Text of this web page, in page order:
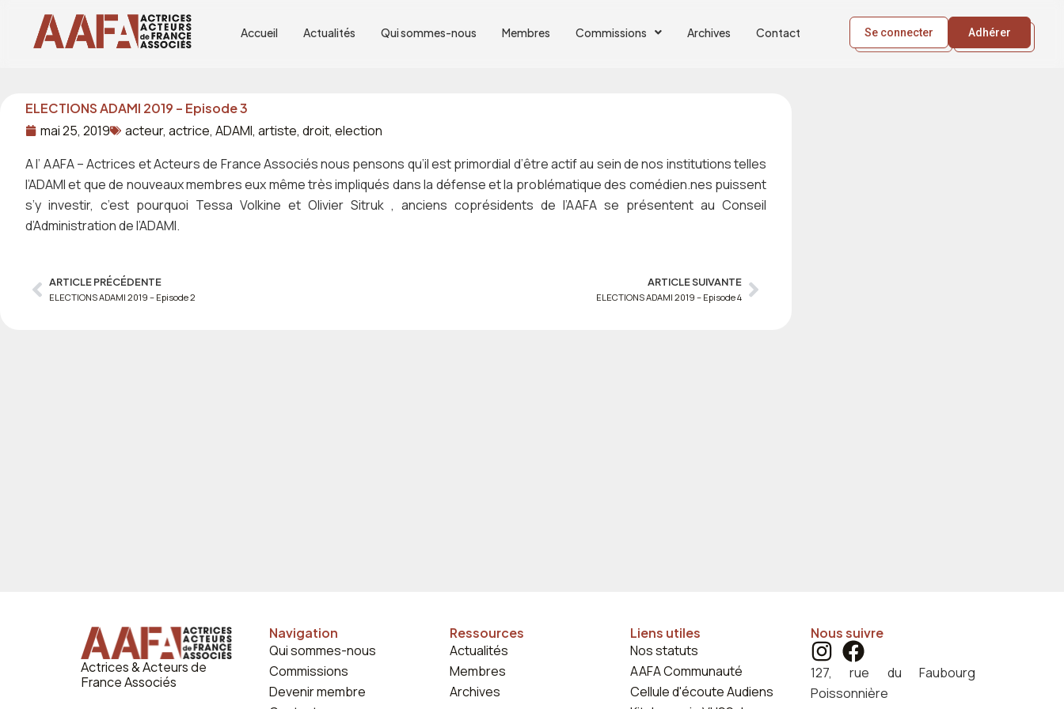
contenu
Accueil Actualités Qui sommes-nous Membres Commissions Archives Contact Se connecter Adhérer
ELECTIONS ADAMI 2019 – Episode 3
mai 25, 2019 acteur, actrice, ADAMI, artiste, droit, election
A l’ AAFA – Actrices et Acteurs de France Associés nous pensons qu’il est primordial d’être actif au sein de nos institutions telles
l’ADAMI et que de nouveaux membres eux même très impliqués dans la défense et la problématique des comédien.nes puissent
s’y investir, c’est pourquoi Tessa Volkine et Olivier Sitruk , anciens coprésidents de l’AAFA se présentent au Conseil
d’Administration de l’ADAMI.
Prev
ARTICLE PRÉCÉDENTE
ELECTIONS ADAMI 2019 – Episode 2
ARTICLE SUIVANTE
ELECTIONS ADAMI 2019 – Episode 4Next
Actrices & Acteurs de
France Associés
Navigation
Qui sommes-nous
Commissions
Devenir membre
Ressources
Actualités
Membres
Archives
Liens utiles
Nos statuts
AAFA Communauté
Cellule d'écoute Audiens
Nous suivre
127, rue du Faubourg
Poissonnière